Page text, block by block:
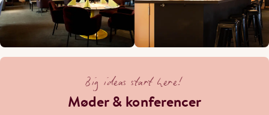
Big ideas start here!
Møder & konferencer